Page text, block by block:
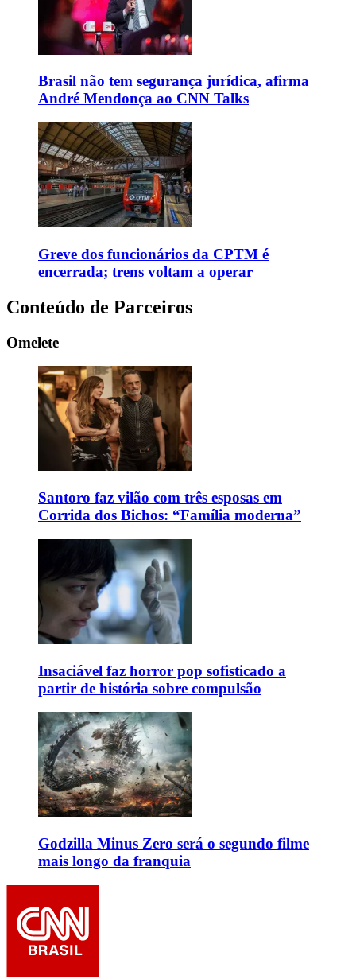
Brasil não tem segurança jurídica, afirma
André Mendonça ao CNN Talks
Greve dos funcionários da CPTM é
encerrada; trens voltam a operar
Conteúdo de Parceiros
Omelete
Santoro faz vilão com três esposas em
Corrida dos Bichos: “Família moderna”
Insaciável faz horror pop sofisticado a
partir de história sobre compulsão
Godzilla Minus Zero será o segundo filme
mais longo da franquia